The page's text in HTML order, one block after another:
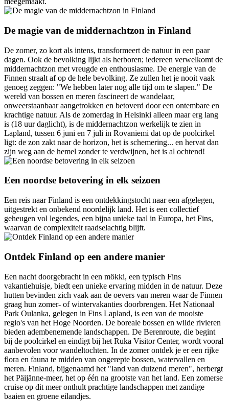
De magie van de middernachtzon in Finland
De zomer, zo kort als intens, transformeert de natuur in een paar
dagen. Ook de bevolking lijkt als herboren; iedereen verwelkomt de
middernachtzon met vreugde en enthousiasme. De energie van de
Finnen straalt af op de hele bevolking. Ze zullen het je nooit vaak
genoeg zeggen: "We hebben later nog alle tijd om te slapen." De
wereld van bossen en meren fascineert de wandelaar,
onweerstaanbaar aangetrokken en betoverd door een ontembare en
krachtige natuur. Als de zomerdag in Helsinki alleen maar erg lang
is (18 uur daglicht), is de middernachtzon werkelijk te zien in
Lapland, tussen 6 juni en 7 juli in Rovaniemi dat op de poolcirkel
ligt: de zon zakt naar de horizon, het is schemering... en hervat dan
zijn weg aan de hemel zonder te verdwijnen, het is al ochtend!
Een noordse betovering in elk seizoen
Een reis naar Finland is een ontdekkingstocht naar een afgelegen,
uitgestrekt en onbekend noordelijk land. Het is een collectief
geheugen vol legendes, een bijna unieke taal in Europa, het Fins,
waarvan de complexiteit raadselachtig blijft.
Ontdek Finland op een andere manier
Een nacht doorgebracht in een mökki, een typisch Fins
vakantiehuisje, biedt een unieke ervaring midden in de natuur. Deze
hutten bevinden zich vaak aan de oevers van meren waar de Finnen
graag hun zomer- of wintervakanties doorbrengen. Het Nationaal
Park Oulanka, gelegen in Fins Lapland, is een van de mooiste
regio's van het Hoge Noorden. De boreale bossen en wilde rivieren
bieden adembenemende landschappen. De Berenroute, die begint
bij de poolcirkel en eindigt bij het Ruka Visitor Center, wordt vooral
aanbevolen voor wandeltochten. In de zomer ontdek je er een rijke
flora en fauna te midden van ongerepte bossen, watervallen en
meren. Finland, bijgenaamd het "land van duizend meren", herbergt
het Päijänne-meer, het op één na grootste van het land. Een zomerse
cruise op dit meer onthult prachtige landschappen met zandige
baaien en groene eilandjes.